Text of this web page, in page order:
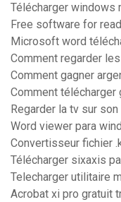
Télécharger windows
Free software for
Microsoft word
Comment regarder
Comment gagner
Comment
Regarder la tv sur
Word viewer para
Convertisseur fichier
Télécharger sixaxis
Telecharger utilitaire
Acrobat xi pro gratuit